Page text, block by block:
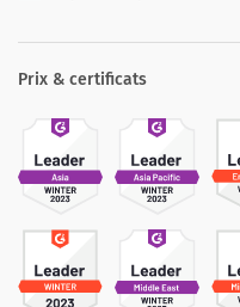
Prix & certificats